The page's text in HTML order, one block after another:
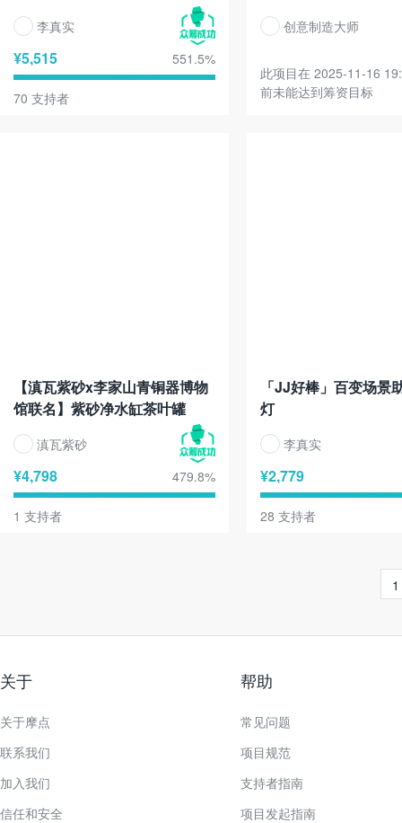
李真实
¥5,515 551.5%
70 支持者
创意制造大师
此项目在 2025-11-16
前未能达到筹资目标
【滇瓦紫砂x李家山青铜器博物
馆联名】紫砂净水缸茶叶罐
滇瓦紫砂
¥4,798 479.8%
1 支持者
「JJ好棒」百变场景
灯
李真实
¥2,779
28 支持者
1
关于
关于摩点
联系我们
加入我们
信任和安全
帮助
常见问题
项目规范
支持者指南
项目发起指南